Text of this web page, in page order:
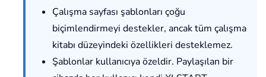
Çalışma sayfası şablonları çoğu
biçimlendirmeyi destekler, ancak tüm çalışma
kitabı düzeyindeki özellikleri desteklemez.
Şablonlar kullanıcıya özeldir. Paylaşılan bir